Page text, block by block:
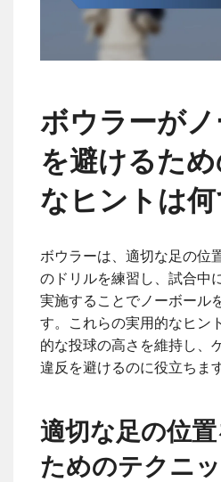
ボウラーが
を避けるた
なヒントは何
ボウラーは、適切な足の位
のドリルを練習し、試合中
実施することでノーボール
す。これらの実用的なヒン
的な投球の高さを維持し、
違反を避けるのに役立ちます
適切な足の位
ためのテクニ